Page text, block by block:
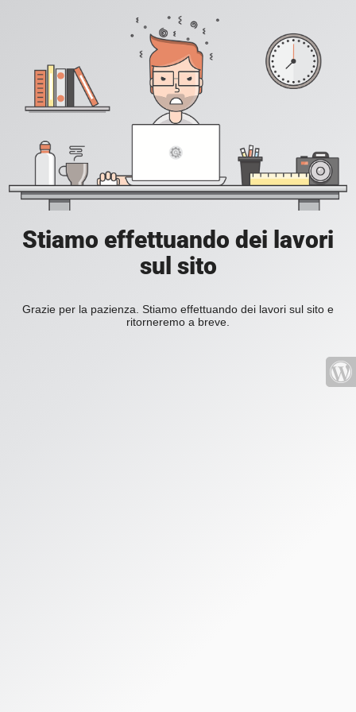
Stiamo effettuando dei lavori
sul sito
Grazie per la pazienza. Stiamo effettuando dei lavori sul sito e
ritorneremo a breve.